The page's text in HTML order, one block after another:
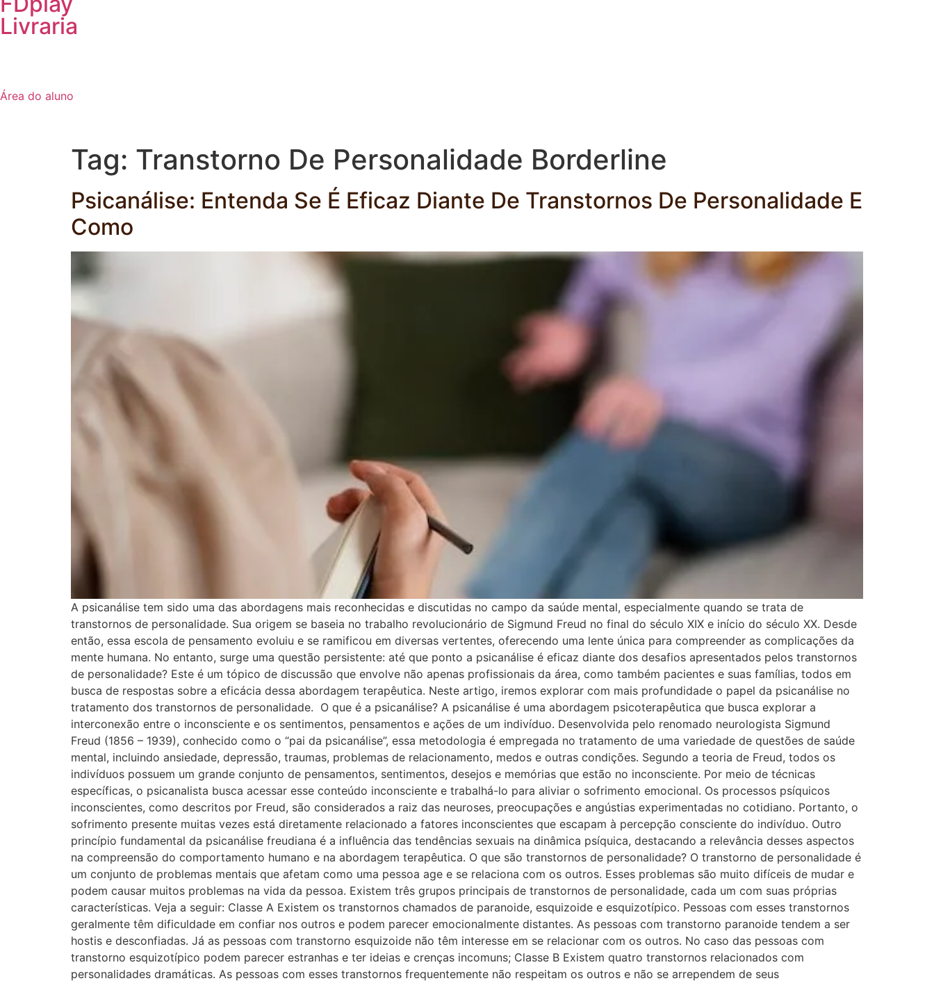
Livraria
Área do aluno
Tag: Transtorno De Personalidade Borderline
Psicanálise: Entenda Se É Eficaz Diante De Transtornos De Personalidade E
Como
A psicanálise tem sido uma das abordagens mais reconhecidas e discutidas no campo da saúde mental, especialmente quando se trata de
transtornos de personalidade. Sua origem se baseia no trabalho revolucionário de Sigmund Freud no final do século XIX e início do século XX. Desde
então, essa escola de pensamento evoluiu e se ramificou em diversas vertentes, oferecendo uma lente única para compreender as complicações da
mente humana. No entanto, surge uma questão persistente: até que ponto a psicanálise é eficaz diante dos desafios apresentados pelos transtornos
de personalidade? Este é um tópico de discussão que envolve não apenas profissionais da área, como também pacientes e suas famílias, todos em
busca de respostas sobre a eficácia dessa abordagem terapêutica. Neste artigo, iremos explorar com mais profundidade o papel da psicanálise no
tratamento dos transtornos de personalidade. O que é a psicanálise? A psicanálise é uma abordagem psicoterapêutica que busca explorar a
interconexão entre o inconsciente e os sentimentos, pensamentos e ações de um indivíduo. Desenvolvida pelo renomado neurologista Sigmund
Freud (1856 – 1939), conhecido como o “pai da psicanálise”, essa metodologia é empregada no tratamento de uma variedade de questões de saúde
mental, incluindo ansiedade, depressão, traumas, problemas de relacionamento, medos e outras condições. Segundo a teoria de Freud, todos os
indivíduos possuem um grande conjunto de pensamentos, sentimentos, desejos e memórias que estão no inconsciente. Por meio de técnicas
específicas, o psicanalista busca acessar esse conteúdo inconsciente e trabalhá-lo para aliviar o sofrimento emocional. Os processos psíquicos
inconscientes, como descritos por Freud, são considerados a raiz das neuroses, preocupações e angústias experimentadas no cotidiano. Portanto, o
sofrimento presente muitas vezes está diretamente relacionado a fatores inconscientes que escapam à percepção consciente do indivíduo. Outro
princípio fundamental da psicanálise freudiana é a influência das tendências sexuais na dinâmica psíquica, destacando a relevância desses aspectos
na compreensão do comportamento humano e na abordagem terapêutica. O que são transtornos de personalidade? O transtorno de personalidade é
um conjunto de problemas mentais que afetam como uma pessoa age e se relaciona com os outros. Esses problemas são muito difíceis de mudar e
podem causar muitos problemas na vida da pessoa. Existem três grupos principais de transtornos de personalidade, cada um com suas próprias
características. Veja a seguir: Classe A Existem os transtornos chamados de paranoide, esquizoide e esquizotípico. Pessoas com esses transtornos
geralmente têm dificuldade em confiar nos outros e podem parecer emocionalmente distantes. As pessoas com transtorno paranoide tendem a ser
hostis e desconfiadas. Já as pessoas com transtorno esquizoide não têm interesse em se relacionar com os outros. No caso das pessoas com
transtorno esquizotípico podem parecer estranhas e ter ideias e crenças incomuns; Classe B Existem quatro transtornos relacionados com
personalidades dramáticas. As pessoas com esses transtornos frequentemente não respeitam os outros e não se arrependem de seus